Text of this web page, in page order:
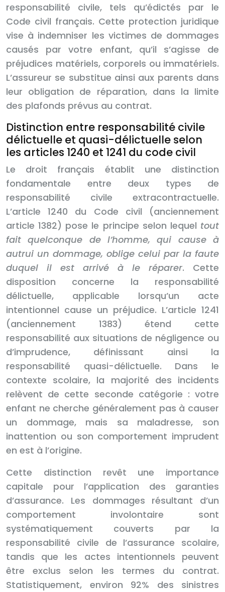
responsabilité civile, tels qu’édictés par le
Code civil français. Cette protection juridique
vise à indemniser les victimes de dommages
causés par votre enfant, qu’il s’agisse de
préjudices matériels, corporels ou immatériels.
L’assureur se substitue ainsi aux parents dans
leur obligation de réparation, dans la limite
des plafonds prévus au contrat.
Distinction entre responsabilité civile
délictuelle et quasi-délictuelle selon
les articles 1240 et 1241 du code civil
Le droit français établit une distinction
fondamentale entre deux types de
responsabilité civile extracontractuelle.
L’article 1240 du Code civil (anciennement
article 1382) pose le principe selon lequel tout
fait quelconque de l’homme, qui cause à
autrui un dommage, oblige celui par la faute
duquel il est arrivé à le réparer. Cette
disposition concerne la responsabilité
délictuelle, applicable lorsqu’un acte
intentionnel cause un préjudice. L’article 1241
(anciennement 1383) étend cette
responsabilité aux situations de négligence ou
d’imprudence, définissant ainsi la
responsabilité quasi-délictuelle. Dans le
contexte scolaire, la majorité des incidents
relèvent de cette seconde catégorie : votre
enfant ne cherche généralement pas à causer
un dommage, mais sa maladresse, son
inattention ou son comportement imprudent
en est à l’origine.
Cette distinction revêt une importance
capitale pour l’application des garanties
d’assurance. Les dommages résultant d’un
comportement involontaire sont
systématiquement couverts par la
responsabilité civile de l’assurance scolaire,
tandis que les actes intentionnels peuvent
être exclus selon les termes du contrat.
Statistiquement, environ 92% des sinistres